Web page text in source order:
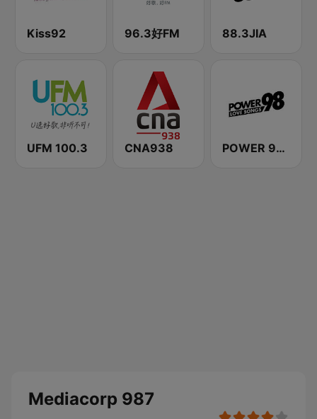
Kiss92 96.3好FM 88.3JIA
UFM 100.3 CNA938 POWER 98 LOVE SONGS
Mediacorp 987